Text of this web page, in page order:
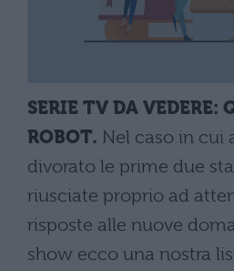
SERIE TV DA VEDERE:
ROBOT. Nel caso in cui
divorato le prime due
riusciate proprio ad
risposte alle nuove
show ecco una nostra